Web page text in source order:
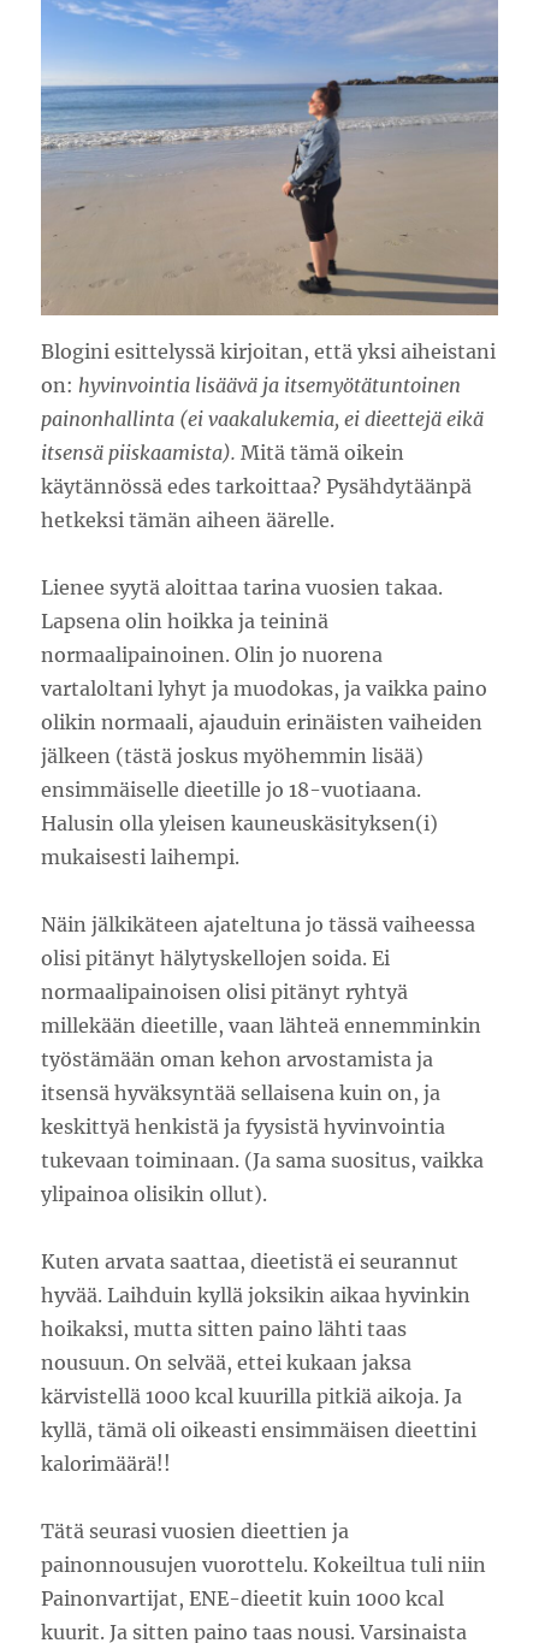
Blogini esittelyssä kirjoitan, että yksi aiheistani
on: hyvinvointia lisäävä ja itsemyötätuntoinen
painonhallinta (ei vaakalukemia, ei dieettejä eikä
itsensä piiskaamista).Mitä tämä oikein
käytännössä edes tarkoittaa? Pysähdytäänpä
hetkeksi tämän aiheen äärelle.
Lienee syytä aloittaa tarina vuosien takaa.
Lapsena olin hoikka ja teininä
normaalipainoinen. Olin jo nuorena
vartaloltani lyhyt ja muodokas, ja vaikka paino
olikin normaali, ajauduin erinäisten vaiheiden
jälkeen (tästä joskus myöhemmin lisää)
ensimmäiselle dieetille jo 18-vuotiaana.
Halusin olla yleisen kauneuskäsityksen(i)
mukaisesti laihempi.
Näin jälkikäteen ajateltuna jo tässä vaiheessa
olisi pitänyt hälytyskellojen soida. Ei
normaalipainoisen olisi pitänyt ryhtyä
millekään dieetille, vaan lähteä ennemminkin
työstämään oman kehon arvostamista ja
itsensä hyväksyntää sellaisena kuin on, ja
keskittyä henkistä ja fyysistä hyvinvointia
tukevaan toiminaan. (Ja sama suositus, vaikka
ylipainoa olisikin ollut).
Kuten arvata saattaa, dieetistä ei seurannut
hyvää. Laihduin kyllä joksikin aikaa hyvinkin
hoikaksi, mutta sitten paino lähti taas
nousuun. On selvää, ettei kukaan jaksa
kärvistellä 1000 kcal kuurilla pitkiä aikoja. Ja
kyllä, tämä oli oikeasti ensimmäisen dieettini
kalorimäärä!!
Tätä seurasi vuosien dieettien ja
painonnousujen vuorottelu. Kokeiltua tuli niin
Painonvartijat, ENE-dieetit kuin 1000 kcal
kuurit. Ja sitten paino taas nousi. Varsinaista